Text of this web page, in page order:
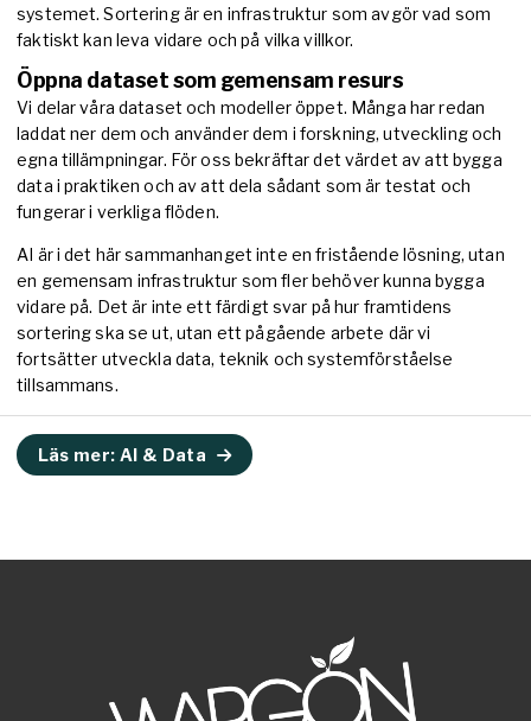
systemet. Sortering är en infrastruktur som avgör vad som
faktiskt kan leva vidare och på vilka villkor.
Öppna dataset som gemensam resurs
Vi delar våra dataset och modeller öppet. Många har redan
laddat ner dem och använder dem i forskning, utveckling och
egna tillämpningar. För oss bekräftar det värdet av att bygga
data i praktiken och av att dela sådant som är testat och
fungerar i verkliga flöden.
AI är i det här sammanhanget inte en fristående lösning, utan
en gemensam infrastruktur som fler behöver kunna bygga
vidare på. Det är inte ett färdigt svar på hur framtidens
sortering ska se ut, utan ett pågående arbete där vi
fortsätter utveckla data, teknik och systemförståelse
tillsammans.
Läs mer: AI & Data